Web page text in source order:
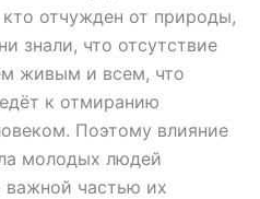
кто отчужден от природы,
знали, что отсутствие
живым и всем, что
к отмиранию
Поэтому влияние
молодых людей
важной частью их